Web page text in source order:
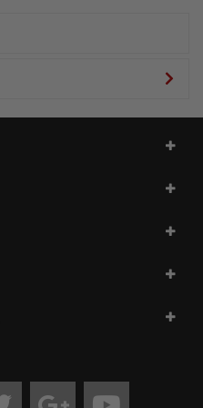
twitter googleYoutube